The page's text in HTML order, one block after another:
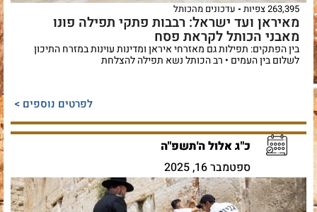
263,395 צפיות עדכונים מהכותל
מאיראן ועד ישראל: רבבות פתקי תפילה פונו
מאבני הכותל לקראת פסח
בין הפתקים: תפילות גם מאזרחי איראן ומדינות עוינות במזרח התיכון
לשלום בין העמים • רב הכותל נשא תפילה להצלחת
לפרטים נוספים >
כ"ג אלול ה'תשפ"ה
ספטמבר 16, 2025